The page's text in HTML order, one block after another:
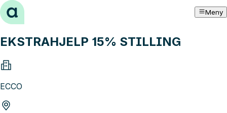
Hopp til innhold Meny
EKSTRAHJELP 15% STILLING
ECCO